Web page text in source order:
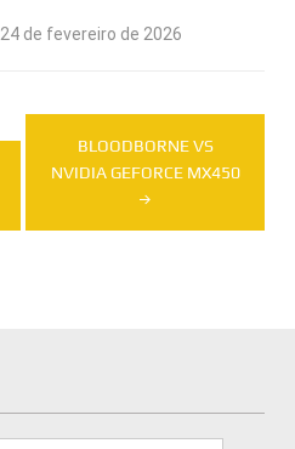
24 de fevereiro de 2026
BLOODBORNE VS
NVIDIA GEFORCE MX450